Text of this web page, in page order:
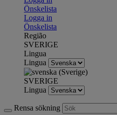
Önskelista
Logga in
Önskelista
Região
SVERIGE
Lingua
Lingua
SVERIGE
Lingua
Rensa sökning